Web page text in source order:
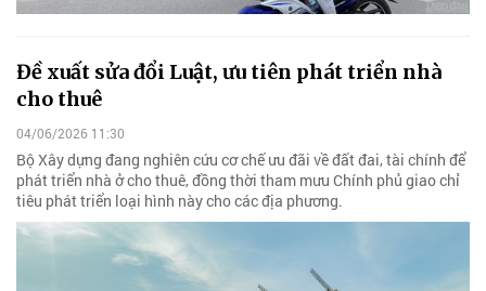
Đề xuất sửa đổi Luật, ưu tiên phát triển nhà
cho thuê
04/06/2026 11:30
Bộ Xây dựng đang nghiên cứu cơ chế ưu đãi về đất đai, tài chính để
phát triển nhà ở cho thuê, đồng thời tham mưu Chính phủ giao chỉ
tiêu phát triển loại hình này cho các địa phương.